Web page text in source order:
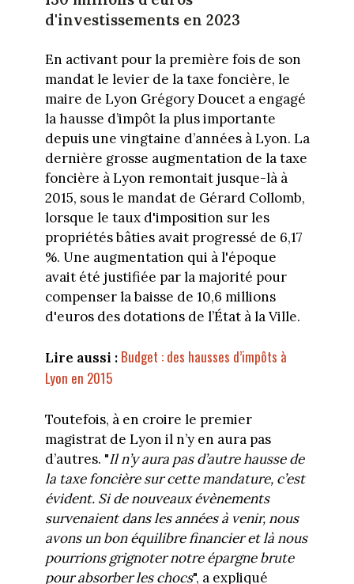
d'investissements en 2023
En activant pour la première fois de son
mandat le levier de la taxe foncière, le
maire de Lyon Grégory Doucet a engagé
la hausse d’impôt la plus importante
depuis une vingtaine d’années à Lyon. La
dernière grosse augmentation de la taxe
foncière à Lyon remontait jusque-là à
2015, sous le mandat de Gérard Collomb,
lorsque le taux d'imposition sur les
propriétés bâties avait progressé de 6,17
%. Une augmentation qui à l'époque
avait été justifiée par la majorité pour
compenser la baisse de 10,6 millions
d'euros des dotations de l’État à la Ville.
Lire aussi : Budget : des hausses d’impôts à
Lyon en 2015
Toutefois, à en croire le premier
magistrat de Lyon il n’y en aura pas
d’autres. "Il n’y aura pas d’autre hausse de
la taxe foncière sur cette mandature, c’est
évident. Si de nouveaux évènements
survenaient dans les années à venir, nous
avons un bon équilibre financier et là nous
pourrions grignoter notre épargne brute
pour absorber les chocs", a expliqué